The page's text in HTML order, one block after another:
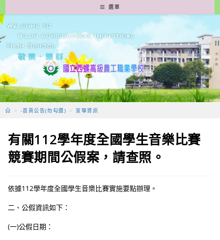
轉
至
要
容
選單
> -首頁公告(勿勾選) > 宣導資訊
有關112學年度全國學生音樂比賽
競賽期間公假案，請查照。
依據112學年度全國學生音樂比賽實施要點辦理。
二、公假資訊如下：
(一)公假日期：